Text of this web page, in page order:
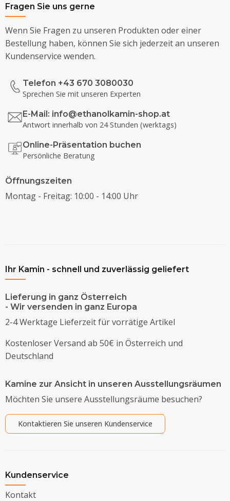
Fragen Sie uns gerne
Wenn Sie Fragen zu unseren Produkten oder einer
Bestellung haben, können Sie sich jederzeit an unseren
Kundenservice wenden.
Telefon +43 670 3080030
Sprechen Sie mit unseren Experten
E-Mail: info@ethanolkamin-shop.at
Antwort innerhalb von 24 Stunden (werktags)
Online-Präsentation buchen
Persönliche Beratung
Öffnungszeiten
Montag - Freitag: 10:00 - 14:00 Uhr
Ihr Kamin - schnell und zuverlässig geliefert
Lieferung in ganz Österreich
- Wir versenden in ganz Europa
2-4 Werktage Lieferzeit für vorrätige Artikel
Kostenloser Versand ab 50€ in Österreich und
Deutschland
Kamine zur Ansicht in unseren Ausstellungsräumen
Möchten Sie unsere Ausstellungsräume besuchen?
Kontaktieren Sie unseren Kundenservice
Kundenservice
Kontakt